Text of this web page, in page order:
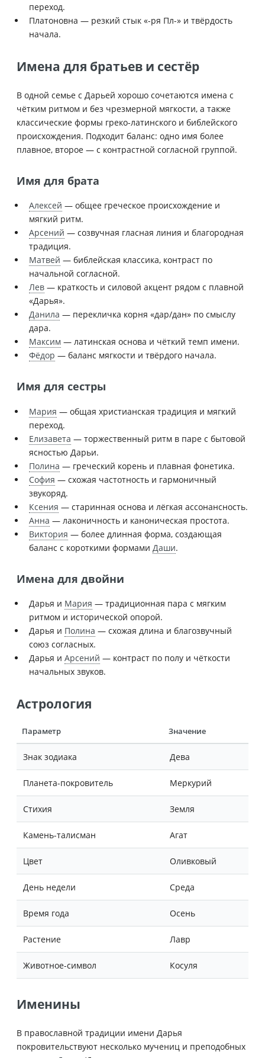
переход.
Платоновна — резкий стык «-ря Пл-» и твёрдость
начала.
Имена для братьев и сестёр
В одной семье с Дарьей хорошо сочетаются имена с
чётким ритмом и без чрезмерной мягкости, а также
классические формы греко-латинского и библейского
происхождения. Подходит баланс: одно имя более
плавное, второе — с контрастной согласной группой.
Имя для брата
Алексей — общее греческое происхождение и
мягкий ритм.
Арсений — созвучная гласная линия и благородная
традиция.
Матвей — библейская классика, контраст по
начальной согласной.
Лев — краткость и силовой акцент рядом с плавной
«Дарья».
Данила — перекличка корня «дар/дан» по смыслу
дара.
Максим — латинская основа и чёткий темп имени.
Фёдор — баланс мягкости и твёрдого начала.
Имя для сестры
Мария — общая христианская традиция и мягкий
переход.
Елизавета — торжественный ритм в паре с бытовой
ясностью Дарьи.
Полина — греческий корень и плавная фонетика.
София — схожая частотность и гармоничный
звукоряд.
Ксения — старинная основа и лёгкая ассонансность.
Анна — лаконичность и каноническая простота.
Виктория — более длинная форма, создающая
баланс с короткими формами Даши.
Имена для двойни
Дарья и Мария — традиционная пара с мягким
ритмом и исторической опорой.
Дарья и Полина — схожая длина и благозвучный
союз согласных.
Дарья и Арсений — контраст по полу и чёткости
начальных звуков.
Астрология
Параметр Значение
Знак зодиака Дева
Планета-покровитель Меркурий
Стихия Земля
Камень-талисман Агат
Цвет Оливковый
День недели Среда
Время года Осень
Растение Лавр
Животное-символ Косуля
Именины
В православной традиции имени Дарья
покровительствуют несколько мучениц и преподобных